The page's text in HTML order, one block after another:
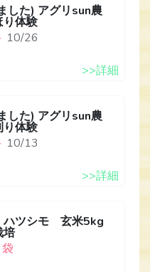
した) アグリsun農
り体験
10/26
>>詳細
した) アグリsun農
り体験
10/13
>>詳細
ハツシモ 玄米5kg